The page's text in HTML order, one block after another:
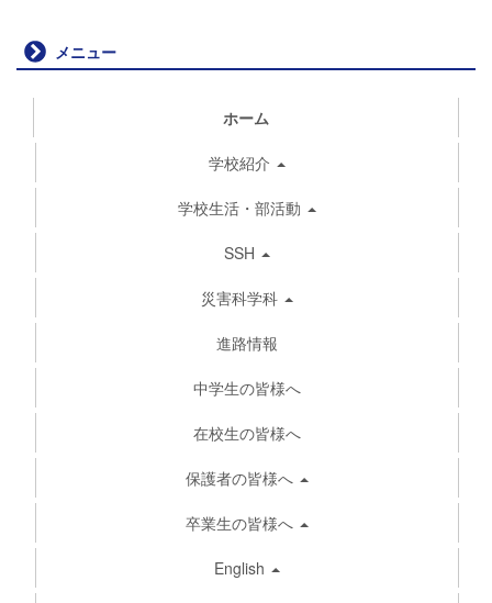
メニュー
ホーム
学校紹介
学校生活・部活動
SSH
災害科学科
進路情報
中学生の皆様へ
在校生の皆様へ
保護者の皆様へ
卒業生の皆様へ
English